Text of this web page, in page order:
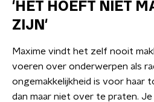
'HET HOEFT NIET
ZIJN'
Maxime vindt het zelf nooit
voeren over onderwerpen als
ongemakkelijkheid is voor haar
dan maar niet over te praten.